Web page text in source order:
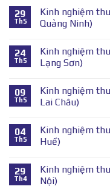
29
Th5
Kinh nghiệm
Quảng Ninh)
24
Th5
Kinh nghiệm
Lạng Sơn)
09
Th5
Kinh nghiệm
Lai Châu)
04
Th5
Kinh nghiệm
Huế)
29
Th4
Kinh nghiệm
Nội)